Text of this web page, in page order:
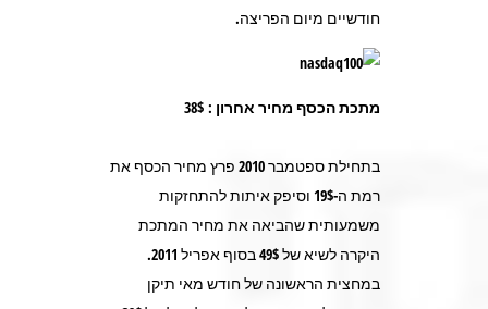
חודשיים מיום הפריצה.
מתכת הכסף מחיר אחרון : 38$
בתחילת ספטמבר 2010 פרץ מחיר הכסף את
רמת ה-19$ וסיפק איתות להתחזקות
משמעותית שהביאה את מחיר המתכת
היקרה לשיא של 49$ בסוף אפריל 2011.
במחצית הראשונה של חודש מאי תיקן